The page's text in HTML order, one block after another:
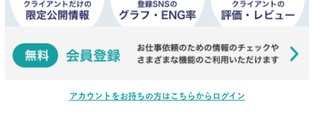
アカウントをお持ちの方はこちらからログイン